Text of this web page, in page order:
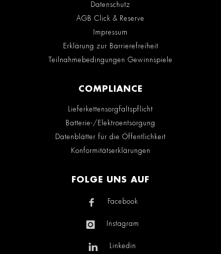
Datenschutz
AGB Click & Reserve
Impressum
Erklärung zur Barrierefreiheit
Teilnahmebedingungen Gewinnspiele
COMPLIANCE
Lieferkettensorgfaltspflicht
Batterie-/Elektroentsorgung
Datenblätter für die Öffentlichkeit
Konformitätserklärungen
FOLGE UNS AUF
Facebook
Instagram
Linkedin